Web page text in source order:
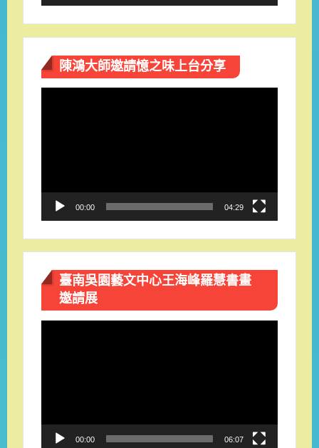
陳鴻大師邀請憶之味上台分享
00:00 04:29
臺南吳園藝文中心王海峰羅慧書畫
邀請展
00:00 06:07